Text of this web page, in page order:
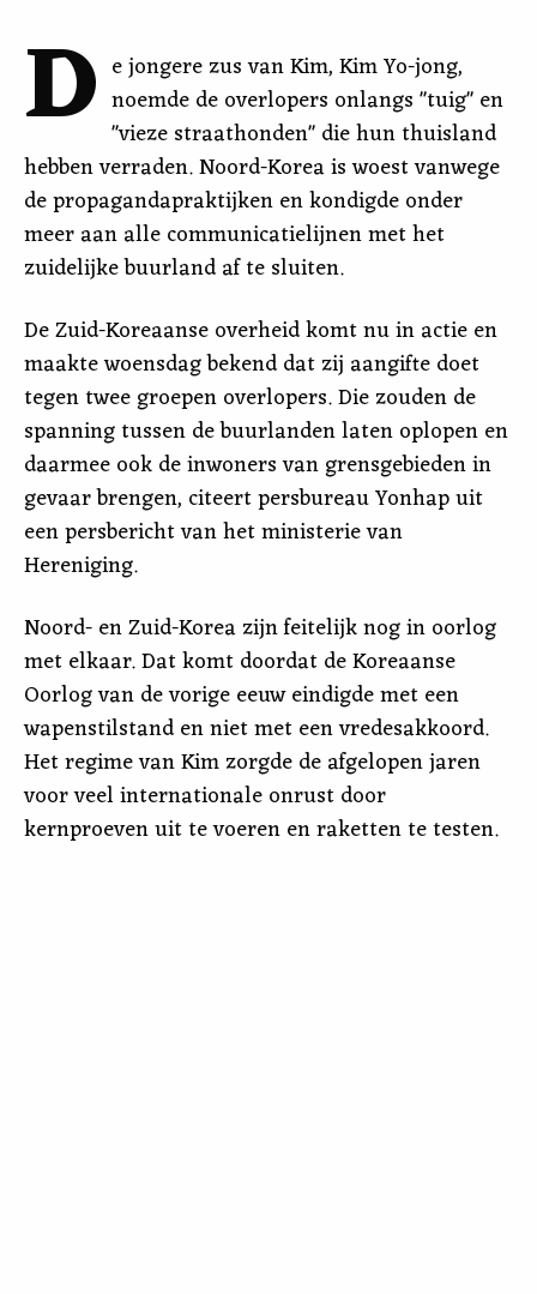
D e jongere zus van Kim, Kim Yo-jong,
noemde de overlopers onlangs "tuig" en
"vieze straathonden" die hun thuisland
hebben verraden. Noord-Korea is woest vanwege
de propagandapraktijken en kondigde onder
meer aan alle communicatielijnen met het
zuidelijke buurland af te sluiten.
De Zuid-Koreaanse overheid komt nu in actie en
maakte woensdag bekend dat zij aangifte doet
tegen twee groepen overlopers. Die zouden de
spanning tussen de buurlanden laten oplopen en
daarmee ook de inwoners van grensgebieden in
gevaar brengen, citeert persbureau Yonhap uit
een persbericht van het ministerie van
Hereniging.
Noord- en Zuid-Korea zijn feitelijk nog in oorlog
met elkaar. Dat komt doordat de Koreaanse
Oorlog van de vorige eeuw eindigde met een
wapenstilstand en niet met een vredesakkoord.
Het regime van Kim zorgde de afgelopen jaren
voor veel internationale onrust door
kernproeven uit te voeren en raketten te testen.